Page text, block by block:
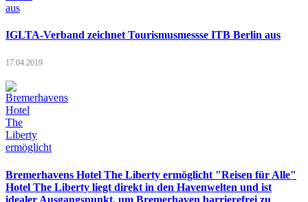
IGLTA-Verband zeichnet Tourismusmessse ITB Berlin aus
17.04.2019
Bremerhavens Hotel The Liberty ermöglicht "Reisen für Alle"
Hotel The Liberty liegt direkt in den Havenwelten und ist
idealer Ausgangspunkt, um Bremerhaven barrierefrei zu